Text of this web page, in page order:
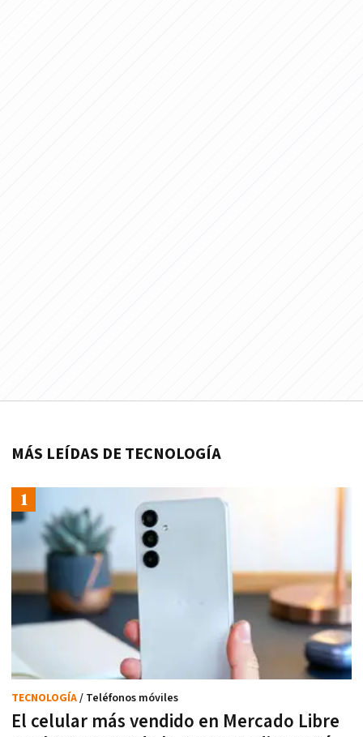
MÁS LEÍDAS DE TECNOLOGÍA
El celular más vendido en Mercado Libre
TECNOLOGÍA/ Teléfonos móviles